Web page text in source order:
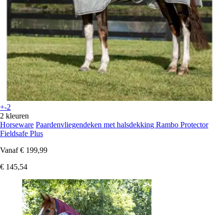
+-2
2 kleuren
Horseware Paardenvliegendeken met halsdekking Rambo Protector
Fieldsafe Plus
Vanaf € 199,99
€ 145,54